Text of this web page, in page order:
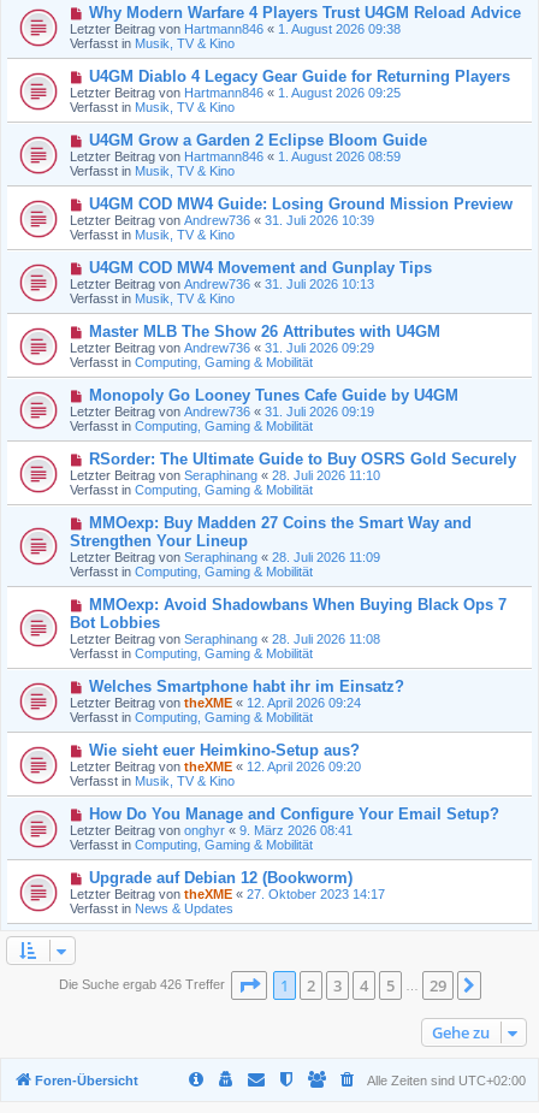
B
e
i
t
a
g
N
e
u
e
B
e
i
t
a
g
Why Modern Warfare 4 Players Trust U4GM Reload Advice
Letzter Beitrag von Hartmann846 « 1. August 2026 09:38
Verfasst in Musik, TV & Kino
N
e
u
e
B
e
i
t
a
g
U4GM Diablo 4 Legacy Gear Guide for Returning Players
Letzter Beitrag von Hartmann846 « 1. August 2026 09:25
Verfasst in Musik, TV & Kino
N
e
u
e
B
e
i
t
a
g
U4GM Grow a Garden 2 Eclipse Bloom Guide
Letzter Beitrag von Hartmann846 « 1. August 2026 08:59
Verfasst in Musik, TV & Kino
N
e
u
e
B
e
i
t
a
g
U4GM COD MW4 Guide: Losing Ground Mission Preview
Letzter Beitrag von Andrew736 « 31. Juli 2026 10:39
Verfasst in Musik, TV & Kino
N
e
u
e
B
e
i
t
a
g
U4GM COD MW4 Movement and Gunplay Tips
Letzter Beitrag von Andrew736 « 31. Juli 2026 10:13
Verfasst in Musik, TV & Kino
N
e
u
e
B
e
i
t
a
g
Master MLB The Show 26 Attributes with U4GM
Letzter Beitrag von Andrew736 « 31. Juli 2026 09:29
Verfasst in Computing, Gaming & Mobilität
N
e
u
e
B
e
i
t
a
g
Monopoly Go Looney Tunes Cafe Guide by U4GM
Letzter Beitrag von Andrew736 « 31. Juli 2026 09:19
Verfasst in Computing, Gaming & Mobilität
N
e
u
e
B
e
i
t
r
a
g
RSorder: The Ultimate Guide to Buy OSRS Gold Securely
Letzter Beitrag von Seraphinang « 28. Juli 2026 11:10
Verfasst in Computing, Gaming & Mobilität
N
e
u
e
r
B
i
t
r
g
MMOexp: Buy Madden 27 Coins the Smart Way and
Strengthen Your Lineup
Letzter Beitrag von Seraphinang « 28. Juli 2026 11:09
Verfasst in Computing, Gaming & Mobilität
N
u
e
r
B
e
i
t
r
a
g
MMOexp: Avoid Shadowbans When Buying Black Ops 7
Bot Lobbies
Letzter Beitrag von Seraphinang « 28. Juli 2026 11:08
Verfasst in Computing, Gaming & Mobilität
N
e
u
e
B
e
i
t
a
g
Welches Smartphone habt ihr im Einsatz?
Letzter Beitrag von theXME « 12. April 2026 09:24
Verfasst in Computing, Gaming & Mobilität
N
e
u
e
B
e
i
t
a
g
Wie sieht euer Heimkino-Setup aus?
Letzter Beitrag von theXME « 12. April 2026 09:20
Verfasst in Musik, TV & Kino
N
e
u
e
B
e
i
t
How Do You Manage and Configure Your Email Setup?
Letzter Beitrag von onghyr « 9. März 2026 08:41
Verfasst in Computing, Gaming & Mobilität
N
e
u
e
t
Upgrade auf Debian 12 (Bookworm)
Letzter Beitrag von theXME « 27. Oktober 2023 14:17
Verfasst in News & Updates
Die Suche ergab 426 Treffer Seite 1von 29
1 2 3 4 5 29
Gehe zu
Foren-Übersicht Alle Zeiten sind UTC+02:00